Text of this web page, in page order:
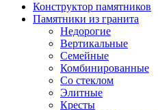
Конструктор памятников
Памятники из гранита
Недорогие
Вертикальные
Семейные
Комбинированные
Со стеклом
Элитные
Кресты